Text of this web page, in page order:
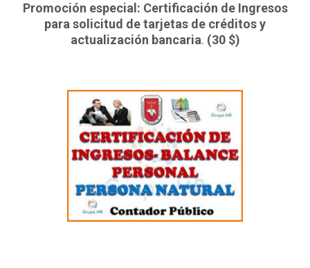
Promoción especial: Certificación de Ingresos
para solicitud de tarjetas de créditos y
actualización bancaria. (30 $)